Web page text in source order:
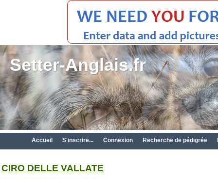
Setter-Anglais.fr
Accueil S'inscrire... Connexion Recherche de pédigrée
CIRO DELLE VALLATE